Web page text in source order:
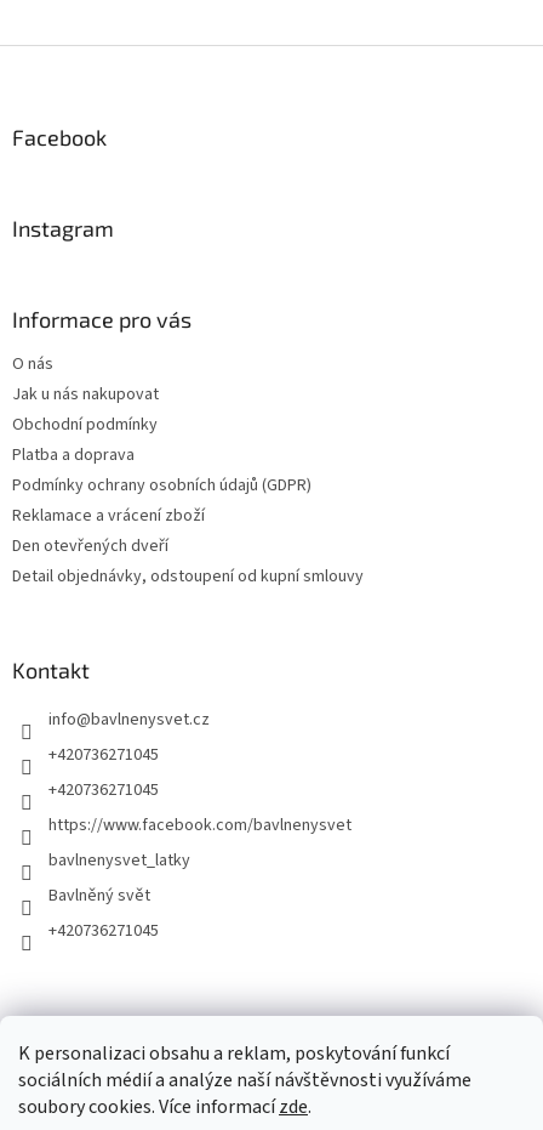
K personalizaci obsahu a reklam, poskytování funkcí
sociálních médií a analýze naší návštěvnosti využíváme
soubory cookies. Více informacízde.
Facebook
Instagram
Informace pro vás
O nás
Jak u nás nakupovat
Obchodní podmínky
Platba a doprava
Podmínky ochrany osobních údajů (GDPR)
Reklamace a vrácení zboží
Den otevřených dveří
Detail objednávky, odstoupení od kupní smlouvy
Kontakt
info@bavlnenysvet.cz
+420736271045
+420736271045
https://www.facebook.com/bavlnenysvet
bavlnenysvet_latky
Bavlněný svět
+420736271045